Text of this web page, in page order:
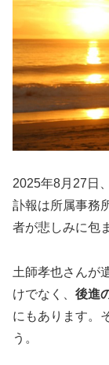
2025年8月27日
訃報は所属事務
者が悲しみに包
土師孝也さんが
けでなく、 後進
にもあります。
う。